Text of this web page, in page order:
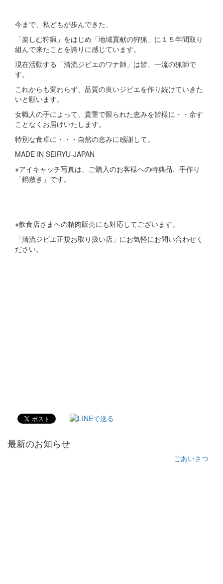
今まで、私どもが歩んできた、
「楽しむ狩猟」をはじめ「地域貢献の狩猟」に１５年間取り
組んで来たことを誇りに感じています。
現在活動する「清流ジビエのワナ師」は皆、一流の猟師で
す。
これからも変わらず、品質の良いジビエを作り続けていきた
いと願います。
女職人の手によって、貴重で限られた恵みを皆様に・・余す
ことなくお届けいたします。
特別な食卓に・・・自然の恵みに感謝して。
MADE IN SEIRYU-JAPAN
※アイキャッチ写真は、ご購入のお客様への特典品、手作り
「鍋敷き」です。
※飲食店さまへの精肉販売にも対応してございます。
「清流ジビエ正規お取り扱い店」にお気軽にお問い合わせく
ださい。
最新のお知らせ
ごあいさつ